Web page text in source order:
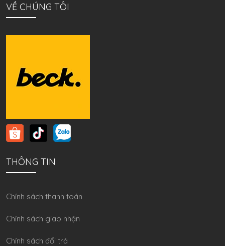
VỀ CHÚNG TÔI
THÔNG TIN
Chính sách thanh toán
Chính sách giao nhận
Chính sách đổi trả